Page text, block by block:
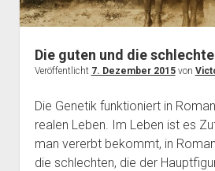
Die guten und die
Veröffentlicht 7. Dezember 2015von
Die Genetik funktioniert in
realen Leben. Im Leben ist es
man vererbt bekommt, in
die schlechten, die der